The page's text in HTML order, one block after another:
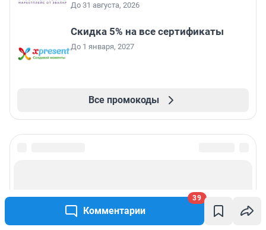
Комментарии
39
До 31 августа, 2026
Скидка 5% на все сертификаты
До 1 января, 2027
Все промокоды